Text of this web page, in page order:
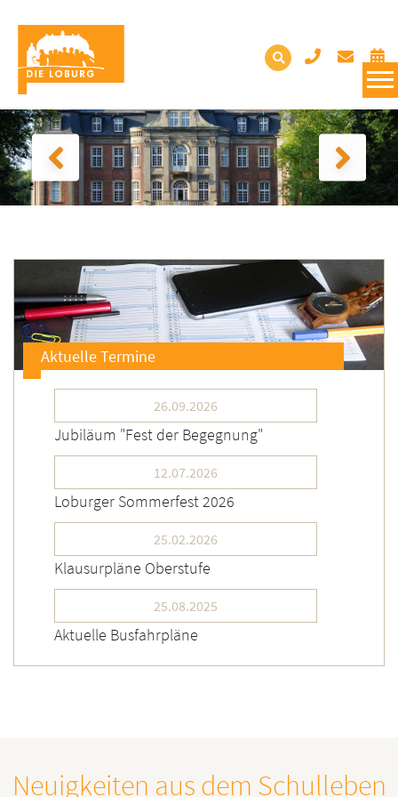
Aktuelle Termine
26.09.2026
Jubiläum "Fest der Begegnung"
12.07.2026
Loburger Sommerfest 2026
25.02.2026
Klausurpläne Oberstufe
25.08.2025
Aktuelle Busfahrpläne
Neuigkeiten aus dem Schulleben